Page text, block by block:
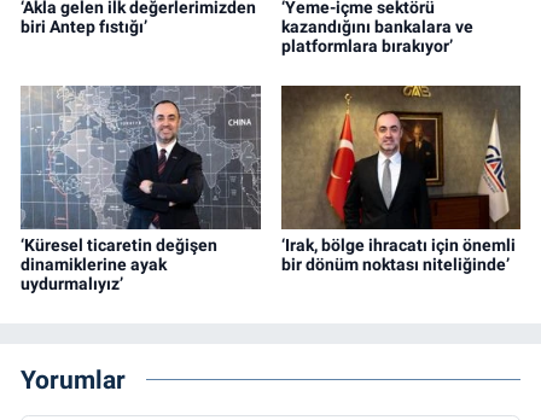
‘Akla gelen ilk değerlerimizden
biri Antep fıstığı’
‘Yeme-içme sektörü
kazandığını bankalara ve
platformlara bırakıyor’
‘Küresel ticaretin değişen
dinamiklerine ayak
uydurmalıyız’
‘Irak, bölge ihracatı için önemli
bir dönüm noktası niteliğinde’
Yorumlar